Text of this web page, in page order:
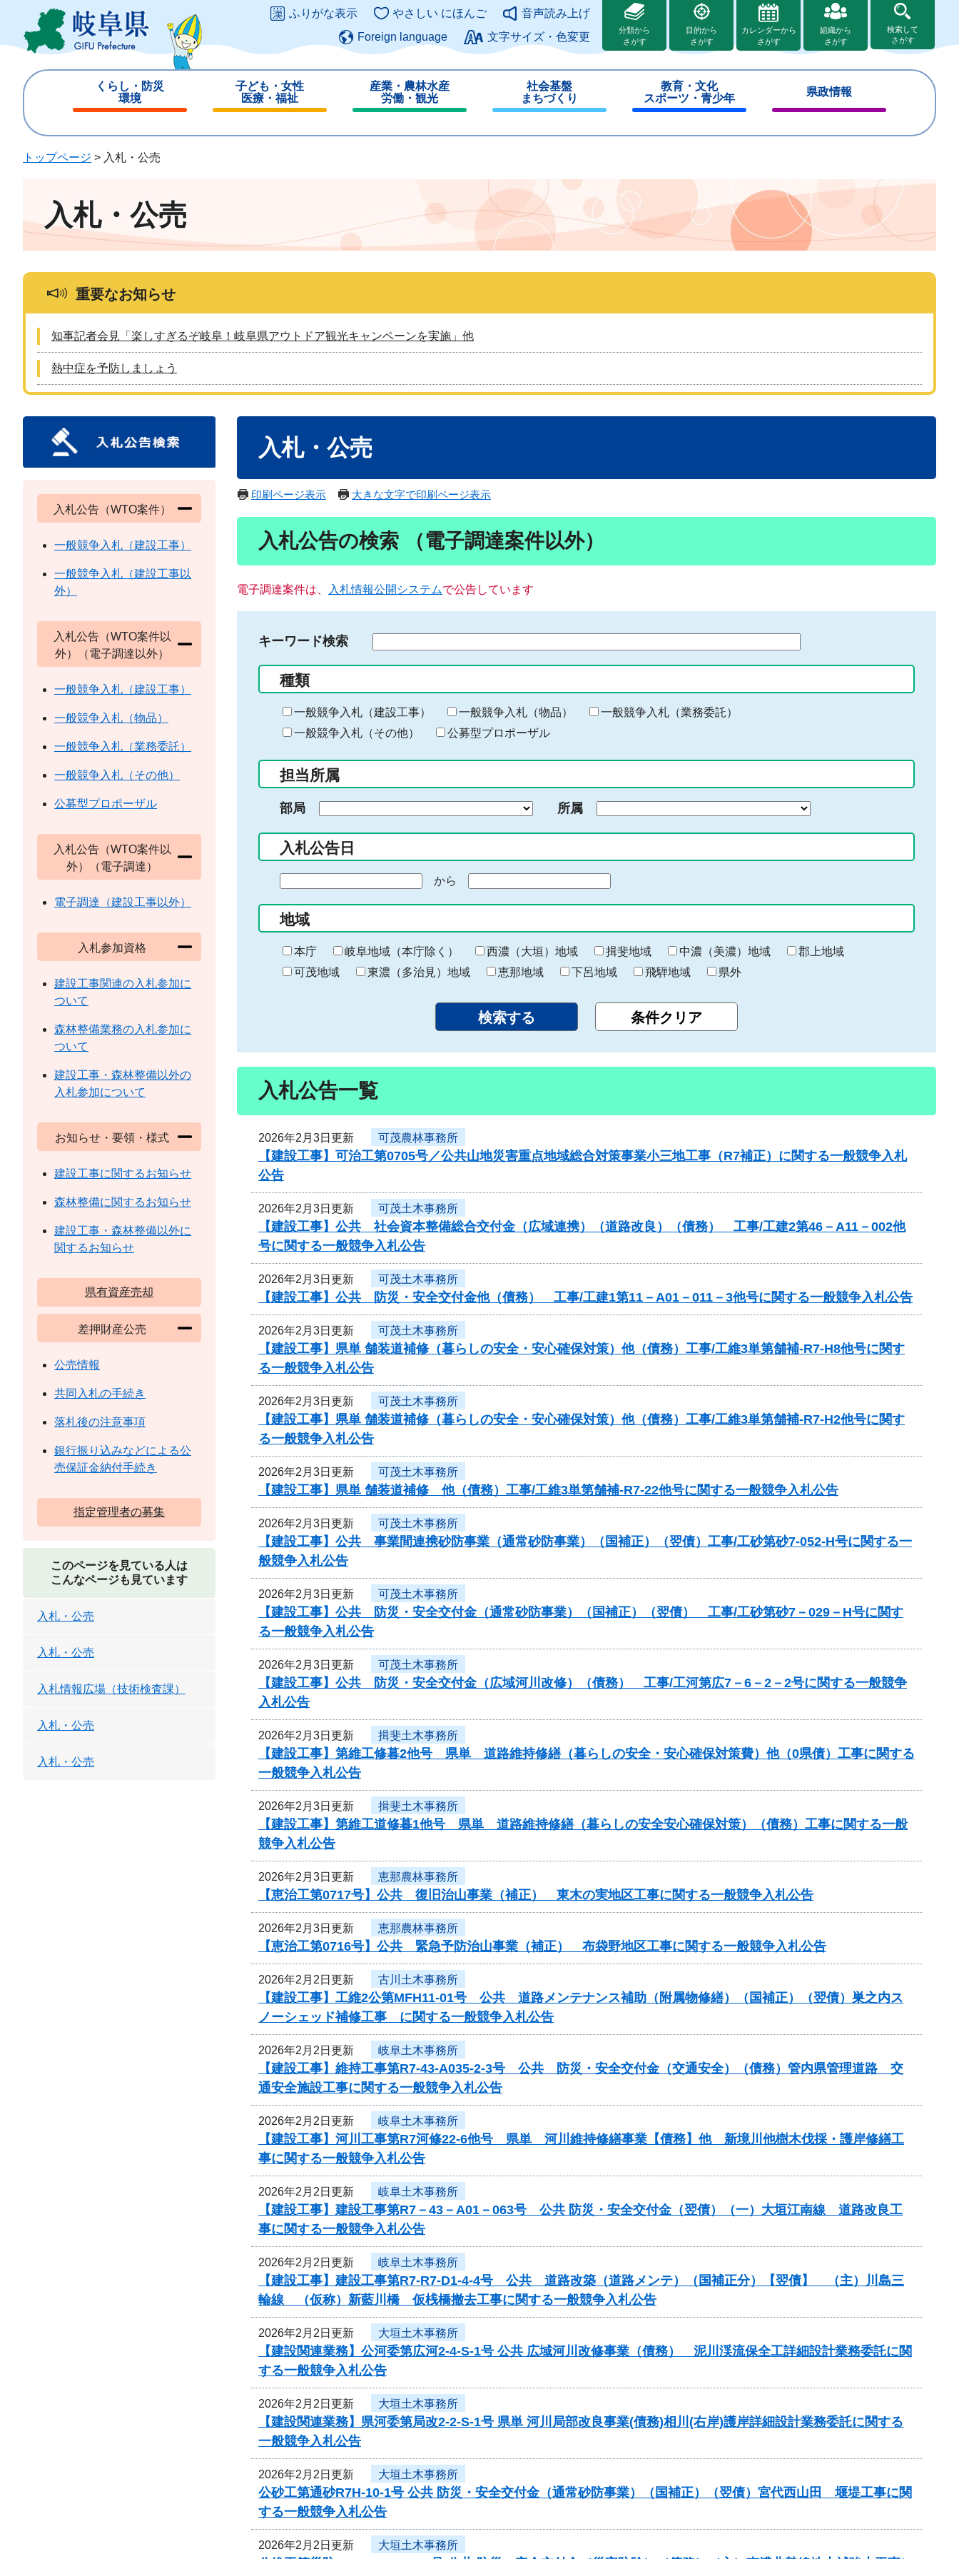
ジ
ュ
このページの本文へ
ふりがな表示 やさしい にほんご
音声読み上げ
Foreign language
文字サイズ・色変更
分類から
さがす
目的から
さがす
カレンダーから
さがす
組織から
さがす
検索して
さがす
くらし・防災
環境
じ
子ども・女性
医療・福祉
じ
産業・農林水産
労働・観光
じ
社会基盤
まちづくり
じ
教育・文化
スポーツ・青少年
じ
県政情報
じ
トップページ > 入札・公売
入札・公売
重要なお知らせ
知事記者会見「楽しすぎるぞ岐阜！岐阜県アウトドア観光キャンペーンを実施」他
熱中症を予防しましょう
入札・公売
印刷ページ表示 大きな文字で印刷ページ表示
入札公告の検索 （電子調達案件以外）
電子調達案件は、 入札情報公開システムで公告しています
キーワード検索
る
キ
ー
ー
入
力
種類
一般競争入札（建設工事） 一般競争入札（物品）
一般競争入札（業務委託）
一般競争入札（その他）
公募型プロポーザル
担当所属
部局 所属
入札公告日
の
始
ま
り
から
終
わ
り
地域
本庁 岐阜地域（本庁除く） 西濃（大垣）地域 揖斐地域 中濃（美濃）地域
郡上地域
可茂地域
東濃（多治見）地域 恵那地域 下呂地域 飛騨地域 県外
入札公告一覧
2026年2月3日更新 可茂農林事務所
【建設工事】可治工第0705号／公共山地災害重点地域総合対策事業小三地工事（R7補正）に関する一般競争入札
公告
2026年2月3日更新 可茂土木事務所
【建設工事】公共 社会資本整備総合交付金（広域連携）（道路改良）（債務） 工事/工建2第46－A11－002他
号に関する一般競争入札公告
2026年2月3日更新 可茂土木事務所
【建設工事】公共 防災・安全交付金他（債務） 工事/工建1第11－A01－011－3他号に関する一般競争入札公告
2026年2月3日更新 可茂土木事務所
【建設工事】県単 舗装道補修（暮らしの安全・安心確保対策）他（債務）工事/工維3単第舗補-R7-H8他号に関す
る一般競争入札公告
2026年2月3日更新 可茂土木事務所
【建設工事】県単 舗装道補修（暮らしの安全・安心確保対策）他（債務）工事/工維3単第舗補-R7-H2他号に関す
る一般競争入札公告
2026年2月3日更新 可茂土木事務所
【建設工事】県単 舗装道補修 他（債務）工事/工維3単第舗補-R7-22他号に関する一般競争入札公告
2026年2月3日更新 可茂土木事務所
【建設工事】公共 事業間連携砂防事業（通常砂防事業）（国補正）（翌債）工事/工砂第砂7-052-H号に関する一
般競争入札公告
2026年2月3日更新 可茂土木事務所
【建設工事】公共 防災・安全交付金（通常砂防事業）（国補正）（翌債） 工事/工砂第砂7－029－H号に関す
る一般競争入札公告
2026年2月3日更新 可茂土木事務所
【建設工事】公共 防災・安全交付金（広域河川改修）（債務） 工事/工河第広7－6－2－2号に関する一般競争
入札公告
2026年2月3日更新 揖斐土木事務所
【建設工事】第維工修暮2他号 県単 道路維持修繕（暮らしの安全・安心確保対策費）他（0県債）工事に関する
一般競争入札公告
2026年2月3日更新 揖斐土木事務所
【建設工事】第維工道修暮1他号 県単 道路維持修繕（暮らしの安全安心確保対策）（債務）工事に関する一般
競争入札公告
2026年2月3日更新 恵那農林事務所
【恵治工第0717号】公共 復旧治山事業（補正） 東木の実地区工事に関する一般競争入札公告
2026年2月3日更新 恵那農林事務所
【恵治工第0716号】公共 緊急予防治山事業（補正） 布袋野地区工事に関する一般競争入札公告
2026年2月2日更新 古川土木事務所
【建設工事】工維2公第MFH11-01号 公共 道路メンテナンス補助（附属物修繕）（国補正）（翌債）巣之内ス
ノーシェッド補修工事 に関する一般競争入札公告
2026年2月2日更新 岐阜土木事務所
【建設工事】維持工事第R7-43-A035-2-3号 公共 防災・安全交付金（交通安全）（債務）管内県管理道路 交
通安全施設工事に関する一般競争入札公告
2026年2月2日更新 岐阜土木事務所
【建設工事】河川工事第R7河修22-6他号 県単 河川維持修繕事業【債務】他 新境川他樹木伐採・護岸修繕工
事に関する一般競争入札公告
2026年2月2日更新 岐阜土木事務所
【建設工事】建設工事第R7－43－A01－063号 公共 防災・安全交付金（翌債）（一）大垣江南線 道路改良工
事に関する一般競争入札公告
2026年2月2日更新 岐阜土木事務所
【建設工事】建設工事第R7-R7-D1-4-4号 公共 道路改築（道路メンテ）（国補正分）【翌債】 （主）川島三
輪線 （仮称）新藍川橋 仮桟橋撤去工事に関する一般競争入札公告
2026年2月2日更新 大垣土木事務所
【建設関連業務】公河委第広河2-4-S-1号 公共 広域河川改修事業（債務） 泥川渓流保全工詳細設計業務委託に関
する一般競争入札公告
2026年2月2日更新 大垣土木事務所
【建設関連業務】県河委第局改2-2-S-1号 県単 河川局部改良事業(債務)相川(右岸)護岸詳細設計業務委託に関する
一般競争入札公告
2026年2月2日更新 大垣土木事務所
公砂工第通砂R7H-10-1号 公共 防災・安全交付金（通常砂防事業）（国補正）（翌債）宮代西山田 堰堤工事に関
する一般競争入札公告
2026年2月2日更新 大垣土木事務所
入札公告（WTO案件）
一般競争入札（建設工事）
一般競争入札（建設工事以
外）
入札公告（WTO案件以
外）（電子調達以外）
一般競争入札（建設工事）
一般競争入札（物品）
一般競争入札（業務委託）
一般競争入札（その他）
公募型プロポーザル
入札公告（WTO案件以
外）（電子調達）
電子調達（建設工事以外）
入札参加資格
建設工事関連の入札参加に
ついて
森林整備業務の入札参加に
ついて
建設工事・森林整備以外の
入札参加について
お知らせ・要領・様式
建設工事に関するお知らせ
森林整備に関するお知らせ
建設工事・森林整備以外に
関するお知らせ
県有資産売却
差押財産公売
公売情報
共同入札の手続き
落札後の注意事項
銀行振り込みなどによる公
売保証金納付手続き
指定管理者の募集
このページを見ている人は
こんなページも見ています
入札・公売
入札・公売
入札情報広場（技術検査課）
入札・公売
入札・公売